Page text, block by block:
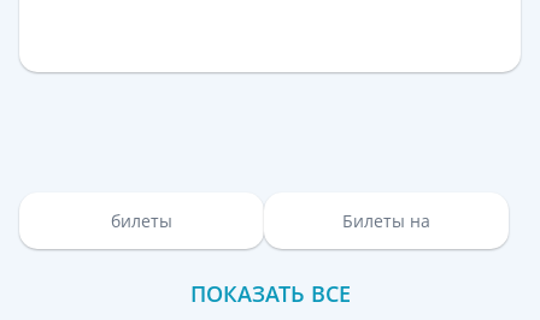
билеты Билеты на
ПОКАЗАТЬ ВСЕ